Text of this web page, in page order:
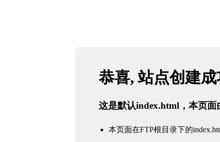
恭喜, 站点创建
这是默认index.html，本页面
本页面在FTP根目录下的